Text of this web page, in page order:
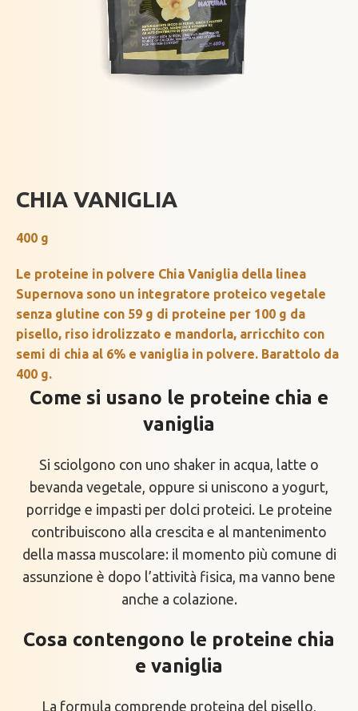
CHIA VANIGLIA
400 g
Le proteine in polvere Chia Vaniglia della linea
Supernova sono un integratore proteico vegetale
senza glutine con 59 g di proteine per 100 g da
pisello, riso idrolizzato e mandorla, arricchito con
semi di chia al 6% e vaniglia in polvere. Barattolo da
400 g.
Come si usano le proteine chia e
vaniglia
Si sciolgono con uno shaker in acqua, latte o
bevanda vegetale, oppure si uniscono a yogurt,
porridge e impasti per dolci proteici. Le proteine
contribuiscono alla crescita e al mantenimento
della massa muscolare: il momento più comune di
assunzione è dopo l’attività fisica, ma vanno bene
anche a colazione.
Cosa contengono le proteine chia
e vaniglia
La formula comprende proteina del pisello,